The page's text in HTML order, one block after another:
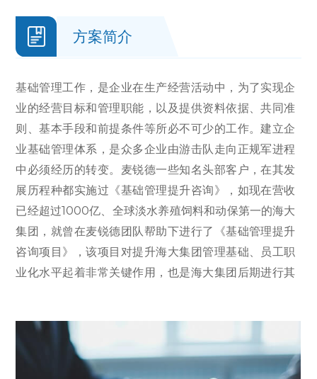
方案简介
基础管理工作，是企业在生产经营活动中，为了实现企
业的经营目标和管理职能，以及提供资料依据、共同准
则、基本手段和前提条件等所必不可少的工作。建立企
业基础管理体系，是众多企业由游击队走向正规军进程
中必须经历的转变。麦锐德一些知名头部客户，在其发
展历程种都实施过《基础管理提升咨询》，如现在营收
已经超过1000亿、全球淡水养殖饲料和动保第一的海大
集团，就曾在麦锐德团队帮助下进行了《基础管理提升
咨询项目》，该项目对提升海大集团管理基础、员工职
业化水平起着非常关键作用，也是海大集团后期进行其